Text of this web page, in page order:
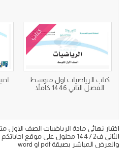
كتاب
كتاب الرياضيات اول متوسط
الفصل الثاني 1446 كاملاً
اختبار نهائي مادة الرياضيات الصف
الثاني ف2 1447 محلول على موقع
والعرض المباشر بصيقة pdf او word